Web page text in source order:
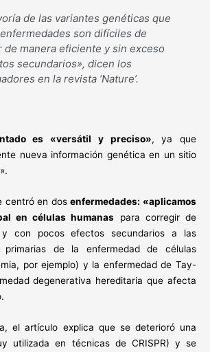
de las variantes genéticas que
son difíciles de
de manera eficiente y sin exceso
secundarios», dicen los
en la revista ‘Nature’.
es «versátil y preciso», ya que
nueva información genética en un sitio
centró en dosenfermedades: «aplicamos
en células humanas para corregir de
y con pocos efectos secundarios a las
primarias de la enfermedad de células
por ejemplo) y la enfermedad de Tay-
degenerativa hereditaria que afecta
el artículo explica que se deterioró una
utilizada en técnicas de CRISPR) y se